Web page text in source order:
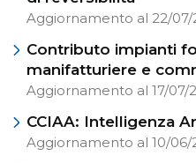
Aggiornamento al 22/07/
Contributo impianti
manifatturiere e
Aggiornamento al 17/07/
CCIAA: Intelligenza
Aggiornamento al 10/06/